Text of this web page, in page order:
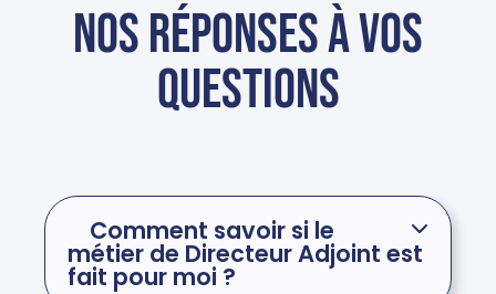
Nos réponses à vos
questions
Comment savoir si le
métier de Directeur Adjoint est
fait pour moi ?